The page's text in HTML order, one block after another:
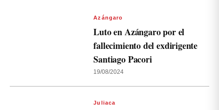
Azángaro
Luto en Azángaro por el
fallecimiento del exdirigente
Santiago Pacori
19/08/2024
Juliaca